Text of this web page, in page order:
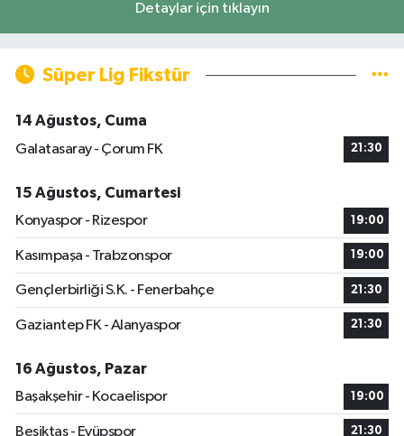
Detaylar için tıklayın
Süper Lig Fikstür
14 Ağustos, Cuma
Galatasaray - Çorum FK
21:30
15 Ağustos, Cumartesi
Konyaspor - Rizespor
19:00
Kasımpaşa - Trabzonspor 19:00
Gençlerbirliği S.K. - Fenerbahçe 21:30
Gaziantep FK - Alanyaspor 21:30
16 Ağustos, Pazar
Başakşehir - Kocaelispor
19:00
Beşiktaş - Eyüpspor 21:30